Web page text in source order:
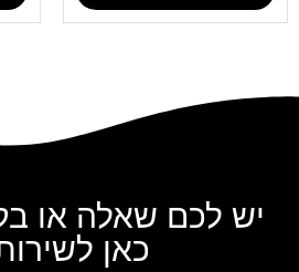
יש לכם שאלה או
כאן